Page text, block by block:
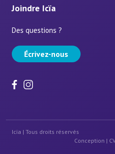
Joindre Icïa
Des questions ?
Écrivez-nous
Icïa | Tous droits réservés
Conception |